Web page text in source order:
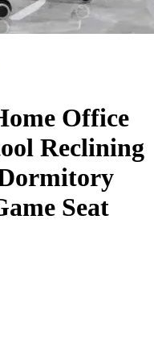
Office
Reclining
Seat